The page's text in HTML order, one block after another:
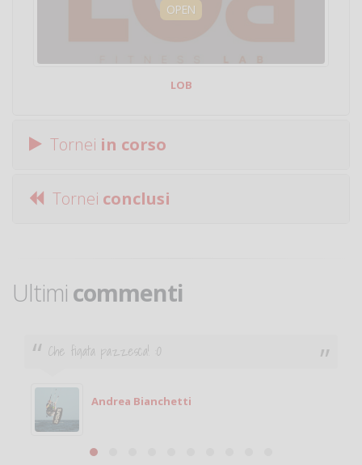
OPEN
LOB
Tornei in corso
Tornei conclusi
Ultimi commenti
Ciao. Sono a Treviglio da poco e vorrei tornare a
giocare. Se sei in zona e puoi giocare fammi sapere.
Michele